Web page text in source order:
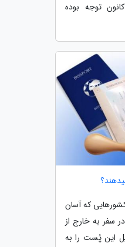
توجه بوده
که آسان
سفر به خارج از
این پُست را به